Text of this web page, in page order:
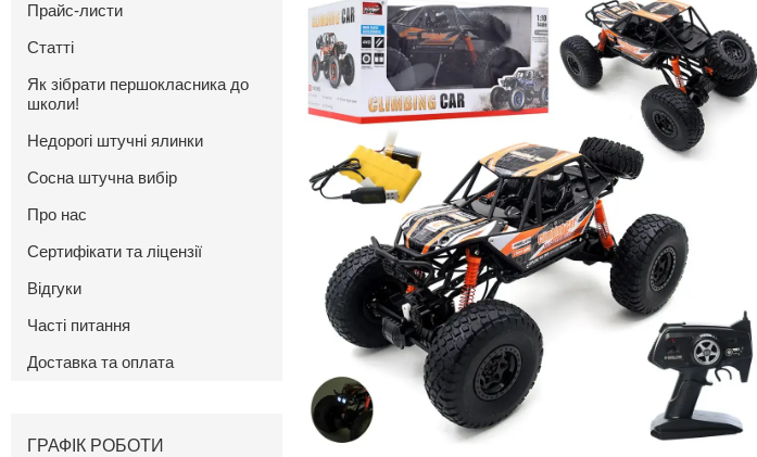
Прайс-листи
Статті
Як зібрати першокласника до
школи!
Недорогі штучні ялинки
Сосна штучна вибір
Про нас
Сертифікати та ліцензії
Відгуки
Часті питання
Доставка та оплата
ГРАФІК РОБОТИ